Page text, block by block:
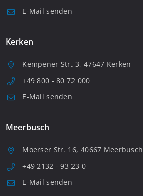
E-Mail senden
Kerken
Kempener Str. 3, 47647 Kerken
+49 800 - 80 72 000
E-Mail senden
Meerbusch
Moerser Str. 16, 40667 Meerbusch
+49 2132 - 93 23 0
E-Mail senden